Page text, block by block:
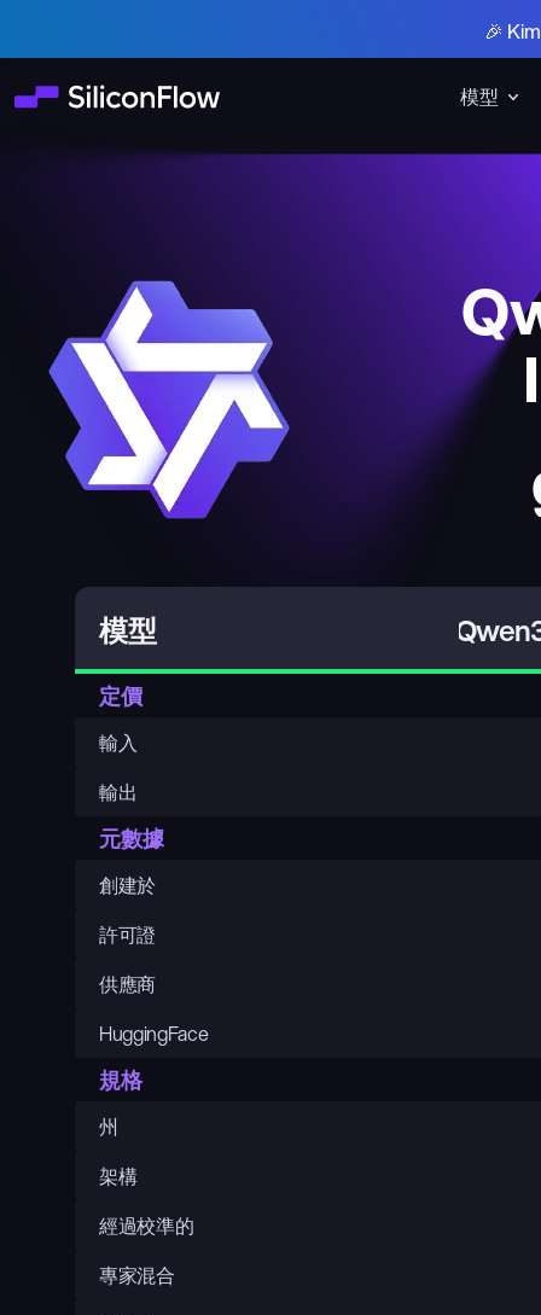
模型
🎉
模型
定價
輸入
輸出
元數據
創建於
許可證
供應商
HuggingFace
規格
州
架構
經過校準的
專家混合